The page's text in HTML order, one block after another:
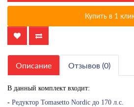
Купить в 1
Описание Отзывов (0)
В данный комплект входит:
- Редуктор Tomasetto Nordic до 170 л.с.